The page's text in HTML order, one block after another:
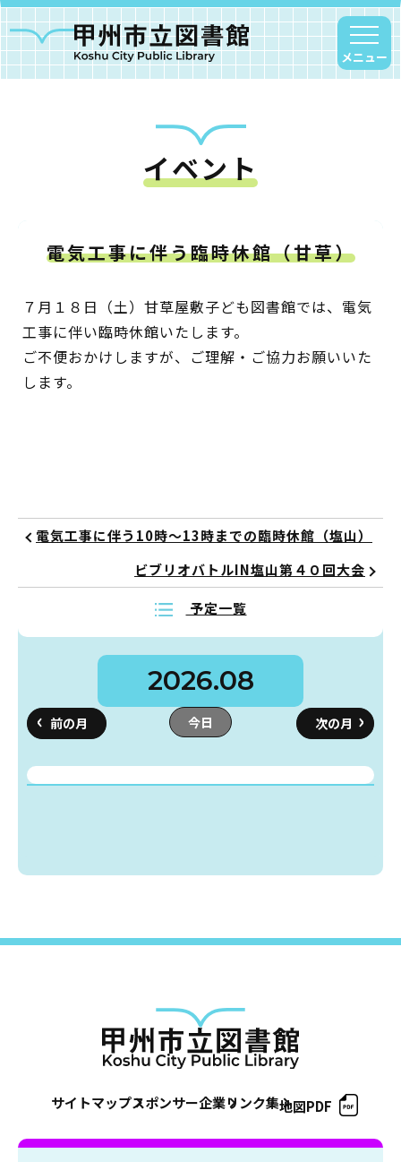
メニュー
イベント
今日
2026.08
電気工事に伴う臨時休館（甘草）
７月１８日（土）甘草屋敷子ども図書館では、電気
工事に伴い臨時休館いたします。
ご不便おかけしますが、ご理解・ご協力お願いいた
します。
電気工事に伴う10時～13時までの臨時休館（塩山）
ビブリオバトルIN塩山第４０回大会
予定一覧
サイトマップスポンサー企業リンク集地図PDF
甲州市図書館について
塩山図書館
甘草屋敷子ども図書館
読書アニマシオン
よくあるご質問
マンガ「雨宮敬二郎」
スポンサー企業
リンク集
利用案内
蔵書検索・マイページ
キャラクター
としょかん